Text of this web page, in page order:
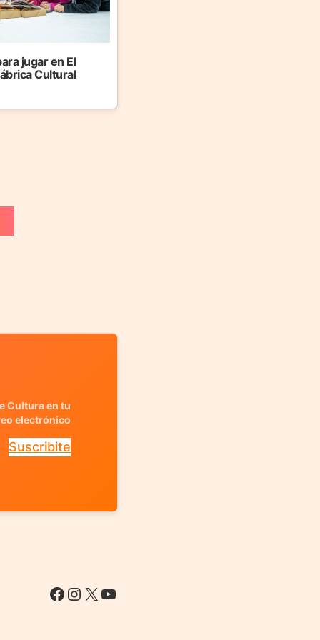
jugar en El
Cultural
Cultura en tu
electrónico
Suscribite
Facebook
Instagram
X YouTube